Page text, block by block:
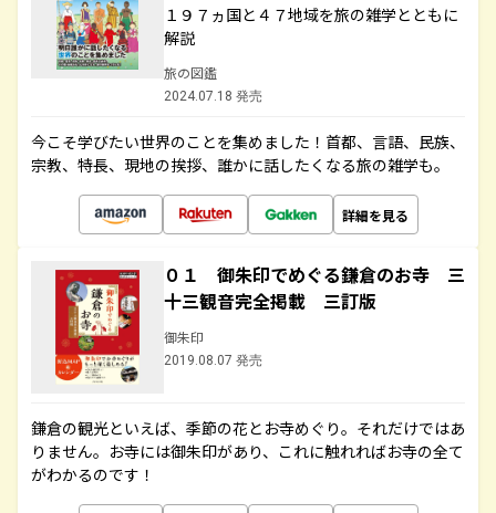
１９７ヵ国と４７地域を旅の雑学とともに
解説
旅の図鑑
2024.07.18 発売
今こそ学びたい世界のことを集めました！首都、言語、民族、
宗教、特長、現地の挨拶、誰かに話したくなる旅の雑学も。
詳細を見る
０１ 御朱印でめぐる鎌倉のお寺 三
十三観音完全掲載 三訂版
御朱印
2019.08.07 発売
鎌倉の観光といえば、季節の花とお寺めぐり。それだけではあ
りません。お寺には御朱印があり、これに触れればお寺の全て
がわかるのです！